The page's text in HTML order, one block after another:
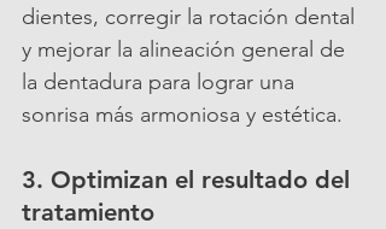
dientes, corregir la rotación dental
y mejorar la alineación general de
la dentadura para lograr una
sonrisa más armoniosa y estética.
3. Optimizan el resultado del
tratamiento